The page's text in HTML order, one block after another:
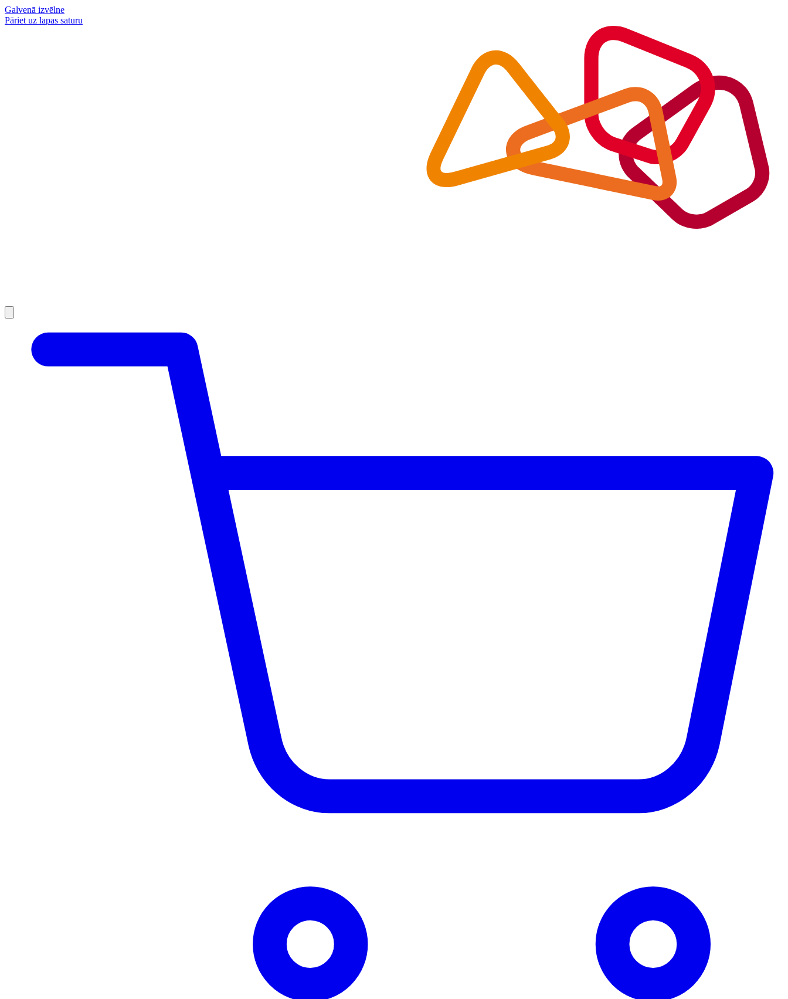
Galvenā izvēlne
Pāriet uz lapas saturu